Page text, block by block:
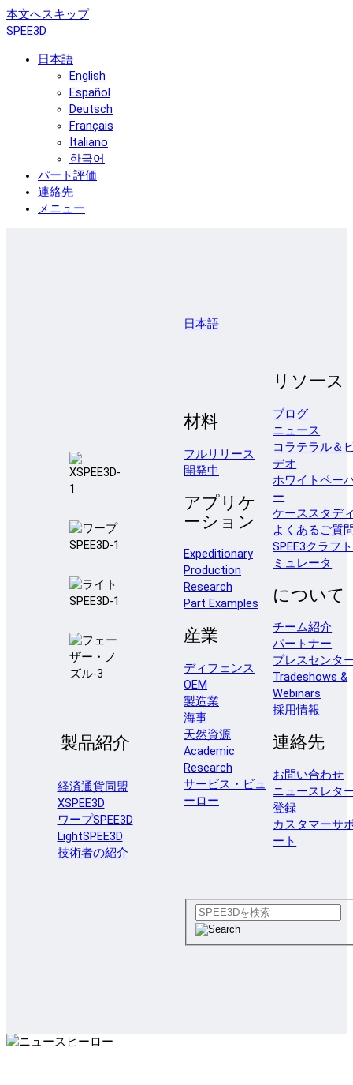
本文へスキップ
SPEE3D
日本語
English
Español
Deutsch
Français
Italiano
한국어
パート評価
連絡先
メニュー
製品紹介
経済通貨同盟
XSPEE3D
ワープSPEE3D
LightSPEE3D
技術者の紹介
日本語
材料
フルリリース
開発中
アプリケ
ーション
Expeditionary
Production
Research
Part Examples
産業
ディフェンス
OEM
製造業
海事
天然資源
Academic
Research
サービス・ビュ
ーロー
リソース
ブログ
ニュース
コラテラル＆
デオ
ホワイトペー
ー
ケーススタデ
よくあるご質
SPEE3クラフ
ミュレータ
について
チーム紹介
パートナー
プレスセンタ
Tradeshows &
Webinars
採用情報
連絡先
お問い合わせ
ニュースレタ
登録
カスタマーサ
ート